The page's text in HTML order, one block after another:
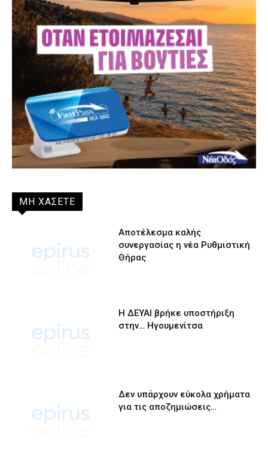
ΜΗ ΧΑΣΕΤΕ
Αποτέλεσμα καλής
συνεργασίας η νέα Ρυθμιστική
Θήρας
Η ΔΕΥΑΙ βρήκε υποστήριξη
στην… Ηγουμενίτσα
Δεν υπάρχουν εύκολα χρήματα
για τις αποζημιώσεις…